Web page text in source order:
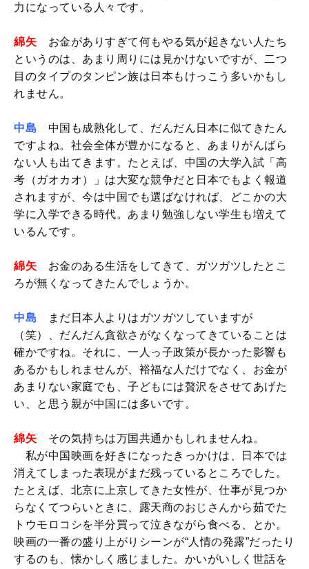
力になっている人々です。
綿矢 お金がありすぎて何もやる気が起きない人たち
というのは、あまり周りには見かけないですが、二つ
目のタイプのタンピン族は日本もけっこう多いかもし
れません。
中島 中国も成熟化して、だんだん日本に似てきたん
ですよね。社会全体が豊かになると、あまりがんばら
ない人も出てきます。たとえば、中国の大学入試「高
考（ガオカオ）」は大変な競争だと日本でもよく報道
されますが、今は中国でも選ばなければ、どこかの大
学に入学できる時代。あまり勉強しない学生も増えて
いるんです。
綿矢 お金のある生活をしてきて、ガツガツしたとこ
ろが無くなってきたんでしょうか。
中島 まだ日本人よりはガツガツしていますが
（笑）、だんだん貪欲さがなくなってきていることは
確かですね。それに、一人っ子政策が長かった影響も
あるかもしれませんが、裕福な人だけでなく、お金が
あまりない家庭でも、子どもには贅沢をさせてあげた
い、と思う親が中国には多いです。
綿矢 その気持ちは万国共通かもしれませんね。
私が中国映画を好きになったきっかけは、日本では
消えてしまった表現がまだ残っているところでした。
たとえば、北京に上京してきた女性が、仕事が見つか
らなくてつらいときに、露天商のおじさんから茹でた
トウモロコシを半分買って泣きながら食べる、とか。
映画の一番の盛り上がりシーンが“人情の発露”だったり
するのも、懐かしく感じました。かいがいしく世話を